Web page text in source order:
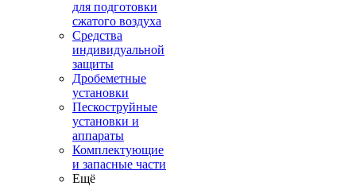
для подготовки
сжатого воздуха
Средства
индивидуальной
защиты
Дробеметные
установки
Пескоструйные
установки и
аппараты
Комплектующие
и запасные части
Ещё